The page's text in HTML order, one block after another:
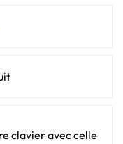
clavier avec celle